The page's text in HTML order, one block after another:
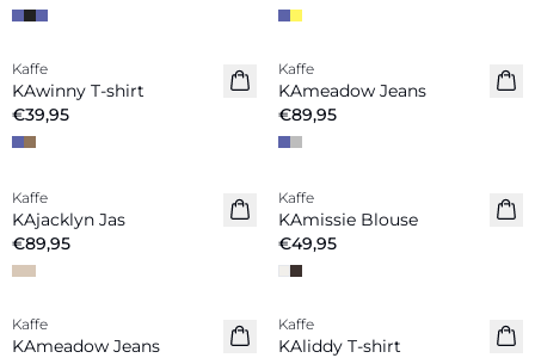
Nieuw
Kaffe
KAwinny T-shirt
€39,95
Kaffe
KAmeadow Jeans
€89,95
Nieuw
Kaffe
KAjacklyn Jas
€89,95
Nieuw
Kaffe
KAmissie Blouse
€49,95
Kaffe
KAmeadow Jeans
Nieuw
Kaffe
KAliddy T-shirt